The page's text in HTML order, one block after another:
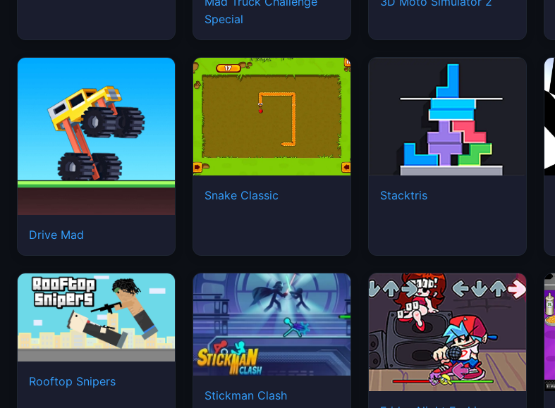
Special
Drive Mad
Snake Classic Stacktris
Rooftop Snipers
Stickman Clash